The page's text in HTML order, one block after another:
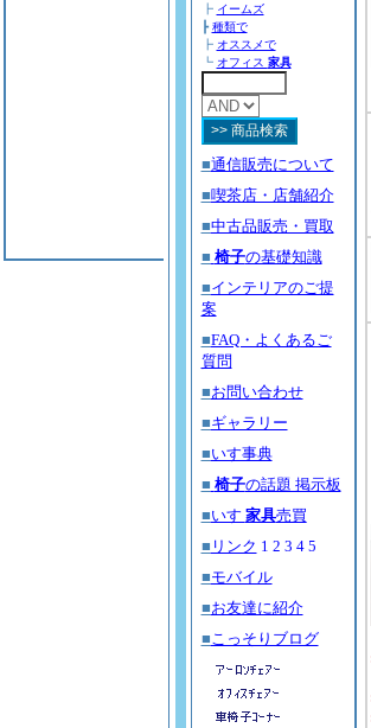
┣ イームズ
┣ 種類で
┣ オススメで
┗ オフィス 家具
■通信販売について
■喫茶店・店舗紹介
■中古品販売・買取
■ 椅子の基礎知識
■インテリアのご提
案
■FAQ・よくあるご
質問
■お問い合わせ
■ギャラリー
■いす事典
■ 椅子の話題 掲示板
■いす 家具売買
■ リンク 1 2 3 4 5
■モバイル
■お友達に紹介
■こっそりブログ